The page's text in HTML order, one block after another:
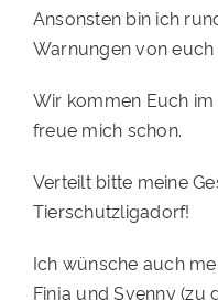
Ansonsten bin ich
Warnungen von
Wir kommen Euch
freue mich schon.
Verteilt bitte meine
Tierschutzligadorf!
Ich wünsche auch
Finja und Svenny (zu